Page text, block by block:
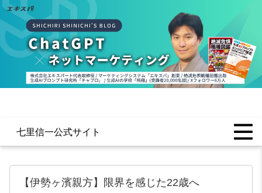
七里信一公式サイト
【伊勢ヶ濱親方】限界を感じた22歳へ